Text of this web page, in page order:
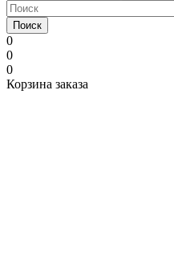
Поиск
0
0
0
Корзина заказа